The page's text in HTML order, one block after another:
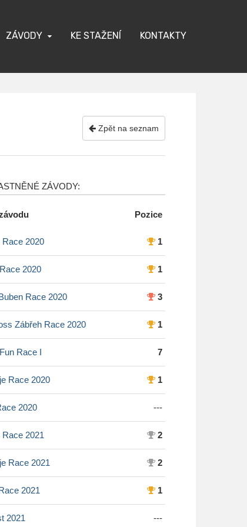
ZÁVODY KE STAŽENÍ KONTAKTY
Zpět na seznam
ZÁVODY:
Pozice
Race 2020 1
2020 1
Race 2020 3
Zábřeh Race 2020 1
Race I 7
Race 2020 1
2020 ---
Race 2021 2
Race 2021 2
2021 1
2021 ---